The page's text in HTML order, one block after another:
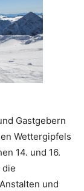
Gastgebern
Wettergipfels
14. und 16.
die
und